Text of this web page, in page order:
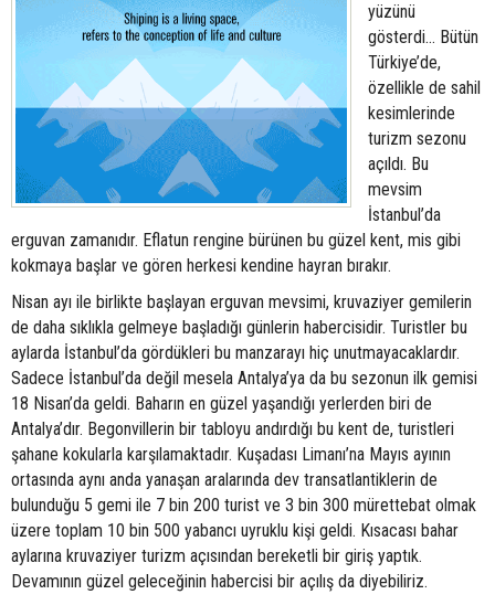
yüzünü
gösterdi… Bütün
Türkiye’de,
özellikle de sahil
kesimlerinde
turizm sezonu
açıldı. Bu
mevsim
İstanbul’da
erguvan zamanıdır. Eflatun rengine bürünen bu güzel kent, mis gibi
kokmaya başlar ve gören herkesi kendine hayran bırakır.
Nisan ayı ile birlikte başlayan erguvan mevsimi, kruvaziyer gemilerin
de daha sıklıkla gelmeye başladığı günlerin habercisidir. Turistler bu
aylarda İstanbul’da gördükleri bu manzarayı hiç unutmayacaklardır.
Sadece İstanbul’da değil mesela Antalya’ya da bu sezonun ilk gemisi
18 Nisan’da geldi. Baharın en güzel yaşandığı yerlerden biri de
Antalya’dır. Begonvillerin bir tabloyu andırdığı bu kent de, turistleri
şahane kokularla karşılamaktadır. Kuşadası Limanı’na Mayıs ayının
ortasında aynı anda yanaşan aralarında dev transatlantiklerin de
bulunduğu 5 gemi ile 7 bin 200 turist ve 3 bin 300 mürettebat olmak
üzere toplam 10 bin 500 yabancı uyruklu kişi geldi. Kısacası bahar
aylarına kruvaziyer turizm açısından bereketli bir giriş yaptık.
Devamının güzel geleceğinin habercisi bir açılış da diyebiliriz.